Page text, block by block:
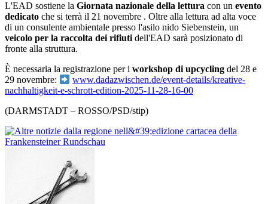
L'EAD sostiene la Giornata nazionale della lettura con un evento
dedicato che si terrà il 21 novembre . Oltre alla lettura ad alta voce
di un consulente ambientale presso l'asilo nido Siebenstein, un
veicolo per la raccolta dei rifiuti dell'EAD sarà posizionato di
fronte alla struttura.
È necessaria la registrazione per i workshop di upcycling del 28 e
29 novembre:
www.dadazwischen.de/event-details/kreative-
nachhaltigkeit-e-schrott-edition-2025-11-28-16-00
(DARMSTADT – ROSSO/PSD/stip)